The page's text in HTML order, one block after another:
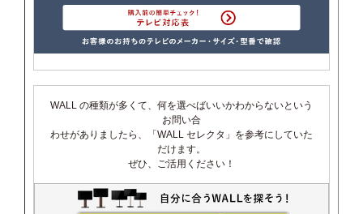
WALL の種類が多くて、何を選べばいいかわからないという
お問い合
わせがありましたら、「WALL セレクタ」を参考にしていた
だけます。
ぜひ、ご活用ください！